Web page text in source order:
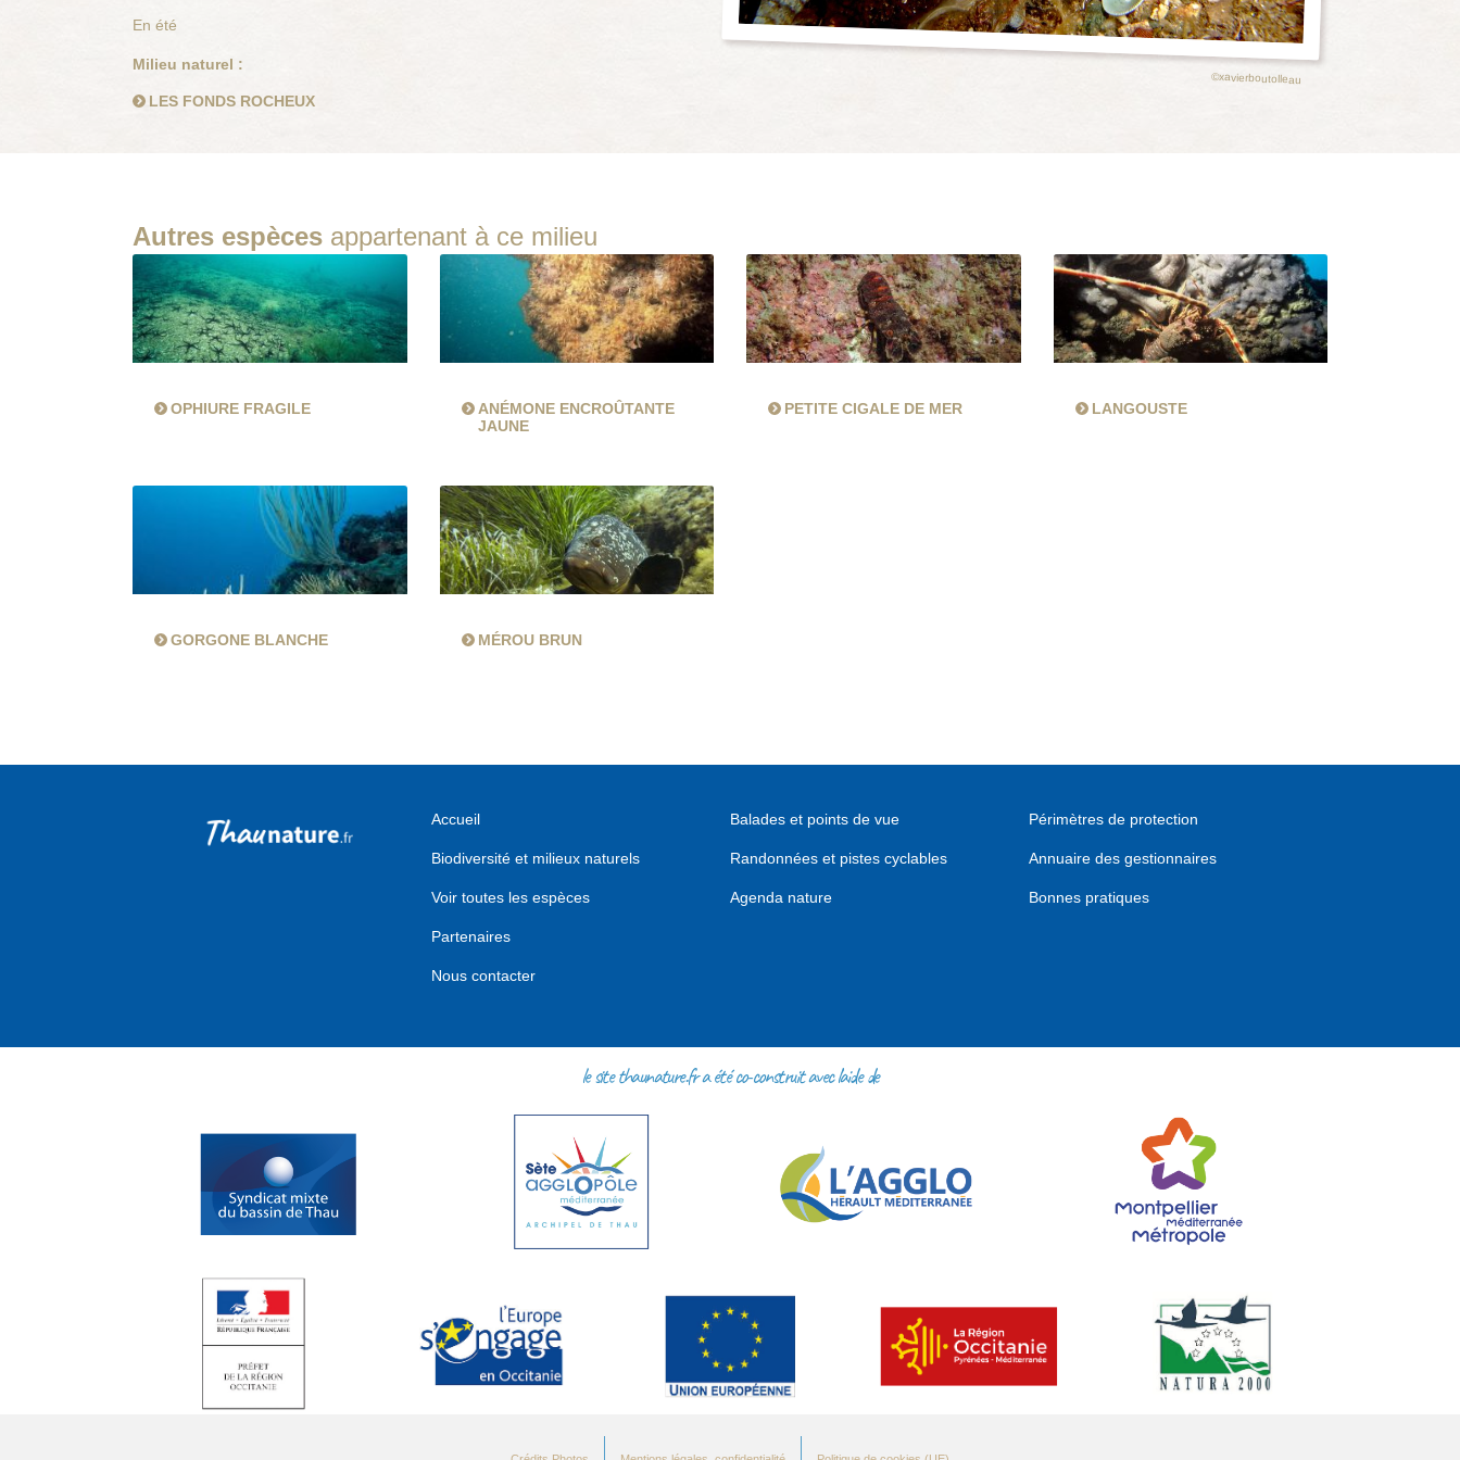
En été
Milieu naturel :
LES FONDS ROCHEUX
©xavierboutolleau
Autres espèces appartenant à ce milieu
OPHIURE FRAGILE
ANÉMONE ENCROÛTANTE
JAUNE
PETITE CIGALE DE MER LANGOUSTE
GORGONE BLANCHE MÉROU BRUN
Accueil
Biodiversité et milieux naturels
Voir toutes les espèces
Partenaires
Nous contacter
Balades et points de vue
Randonnées et pistes cyclables
Agenda nature
Périmètres de protection
Annuaire des gestionnaires
Bonnes pratiques
le site thaunature.fr a été co-construit avec l'aide de